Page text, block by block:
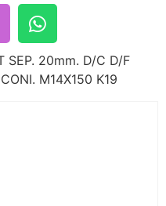
SEP. 20mm. D/C D/F
M14X150 K19